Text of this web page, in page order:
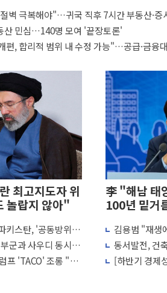
벽 극복해야"…귀국 직후 7시간 부동산·증
산 민심…140명 모여 '끝장토론'
편, 합리적 범위 내 수정 가능"…공급·금융
최고지도자 위
놀랍지 않아"
키스탄, '공동방위
국가들의 새 안보
군과 사우디 동시 공
또 다른 중동 화약고
프 'TACO' 조롱 "쇼
李 "해남 태
100년 밑거
김용범 "재생
개편…8월 '국
동서발전, 건
용한다…차세
[하반기 경제
능성 낮아지며 상승… STOXX 600 지
망 우세
스라엘·이란 위협에 맞설 자체 억지력